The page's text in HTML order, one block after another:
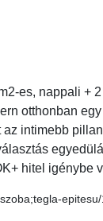
es, nappali +
otthonban
intimebb
hitel igénybe